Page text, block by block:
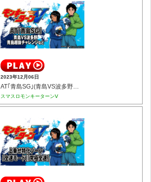
2023年12月06日
AT｢青島SG｣(青島VS波多野／青島超抜チャレンジなど)
スマスロモンキーターンⅤ